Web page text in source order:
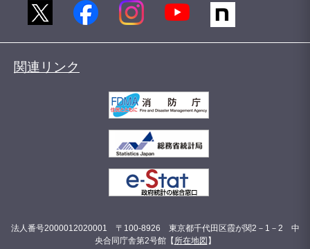
関連リンク
法人番号2000012020001 〒100-8926 東京都千代田区霞が関2－1－2 中
央合同庁舎第2号館【 所在地図 】